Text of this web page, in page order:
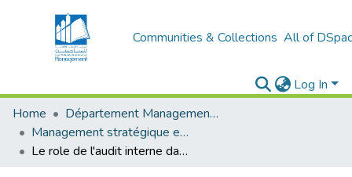
Communities & Collections All of
Log In
Home
Département Management stratégique et système
Management stratégique et système d’information (MSSI)
Le role de l'audit interne dans l'amelioration de la performance du systeme d'information